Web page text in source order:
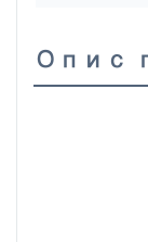
Опис